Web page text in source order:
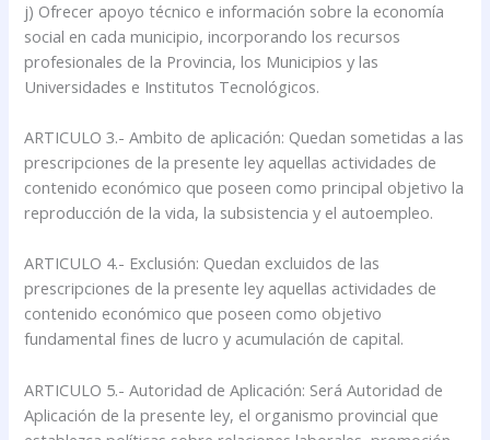
j) Ofrecer apoyo técnico e información sobre la economía
social en cada municipio, incorporando los recursos
profesionales de la Provincia, los Municipios y las
Universidades e Institutos Tecnológicos.
ARTICULO 3.- Ambito de aplicación: Quedan sometidas a las
prescripciones de la presente ley aquellas actividades de
contenido económico que poseen como principal objetivo la
reproducción de la vida, la subsistencia y el autoempleo.
ARTICULO 4.- Exclusión: Quedan excluidos de las
prescripciones de la presente ley aquellas actividades de
contenido económico que poseen como objetivo
fundamental fines de lucro y acumulación de capital.
ARTICULO 5.- Autoridad de Aplicación: Será Autoridad de
Aplicación de la presente ley, el organismo provincial que